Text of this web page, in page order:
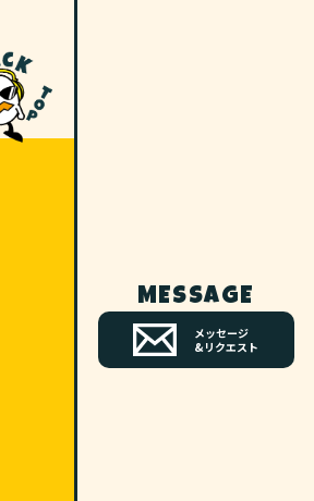
MESSAGE
メッセージ
&リクエスト